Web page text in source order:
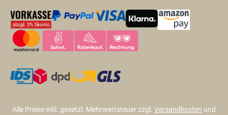
Alle Preise inkl. gesetzl. Mehrwertsteuer zzgl. Versandkosten und